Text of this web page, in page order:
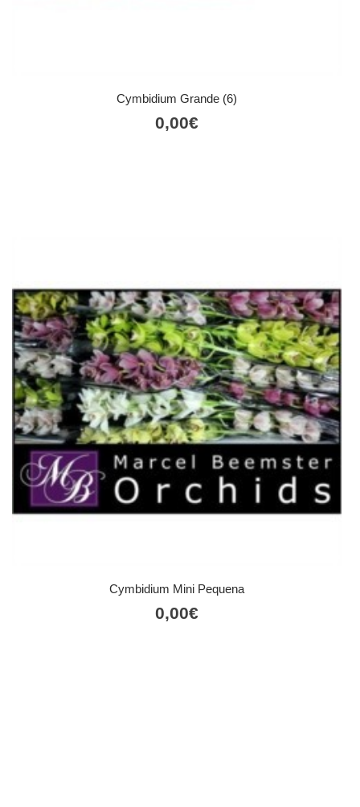
Cymbidium Grande (6)
0,00€
Cymbidium Mini Pequena
0,00€